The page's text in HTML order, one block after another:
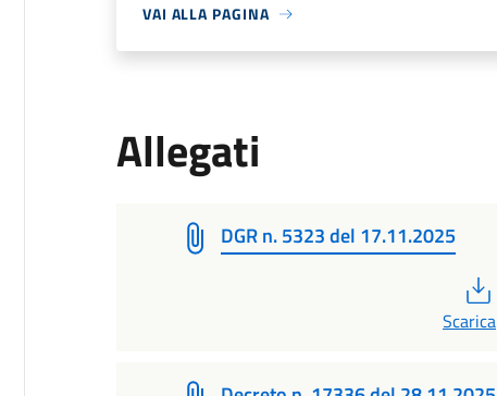
VAI ALLA PAGINA
Allegati
DGR n. 5323 del 17.11.2025
Scarica